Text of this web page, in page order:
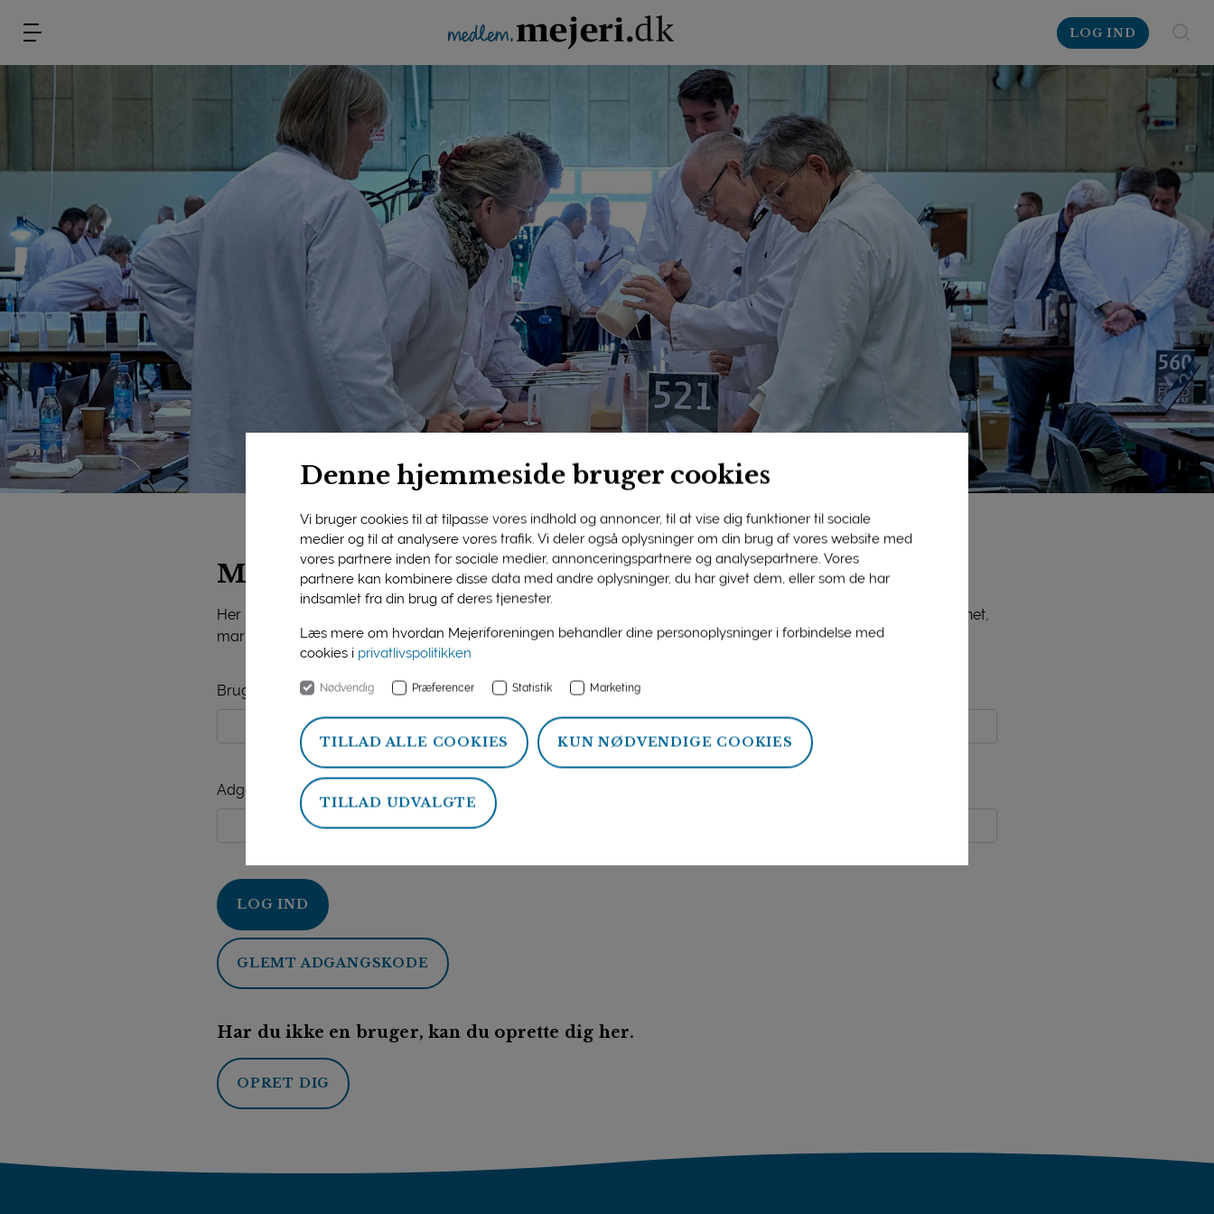
Denne hjemmeside bruger cookies
Vi bruger cookies til at tilpasse vores indhold og annoncer, til at vise dig funktioner til sociale
medier og til at analysere vores trafik. Vi deler også oplysninger om din brug af vores website med
vores partnere inden for sociale medier, annonceringspartnere og analysepartnere. Vores
partnere kan kombinere disse data med andre oplysninger, du har givet dem, eller som de har
indsamlet fra din brug af deres tjenester.
Læs mere om hvordan Mejeriforeningen behandler dine personoplysninger i forbindelse med
cookies i privatlivspolitikken
Nødvendig Præferencer Statistik Marketing
TILLAD ALLE COOKIES KUN NØDVENDIGE COOKIES
TILLAD UDVALGTE
LOG IND
Mejeriforeningens medlemsside
Her på siden finder du viden og information om ydelser, som Mejeriforeningen tilbyder sine medlemmer, bl.a. PLInet,
markedsorientering, mejeristatistik, politik og arrangementer.
Brugernavn
Adgangskode
LOG IND
GLEMT ADGANGSKODE
Har du ikke en bruger, kan du oprette dig her.
OPRET DIG